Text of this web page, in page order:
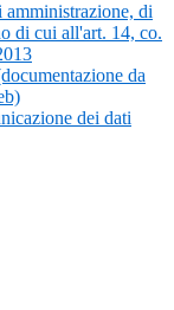
di
di cui all'art. 14, co.
da
dei dati